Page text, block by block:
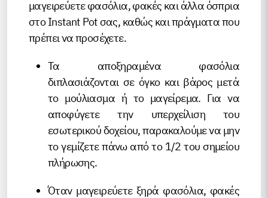
μαγειρεύετε φασόλια, φακές και άλλα όσπρια
στο Instant Pot σας, καθώς και πράγματα που
πρέπει να προσέχετε.
Τα αποξηραμένα φασόλια
διπλασιάζονται σε όγκο και βάρος μετά
το μούλιασμα ή το μαγείρεμα. Για να
αποφύγετε την υπερχείλιση του
εσωτερικού δοχείου, παρακαλούμε να μην
το γεμίζετε πάνω από το 1/2 του σημείου
πλήρωσης.
Όταν μαγειρεύετε ξηρά φασόλια, φακές